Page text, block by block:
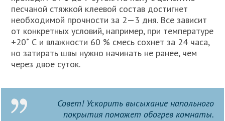
песчаной стяжкой клеевой состав достигнет
необходимой прочности за 2—3 дня. Все зависит
от конкретных условий, например, при температуре
+20˚ С и влажности 60 % смесь сохнет за 24 часа,
но затирать швы нужно начинать не ранее, чем
через двое суток.
Совет! Ускорить высыхание напольного
покрытия поможет обогрев комнаты.